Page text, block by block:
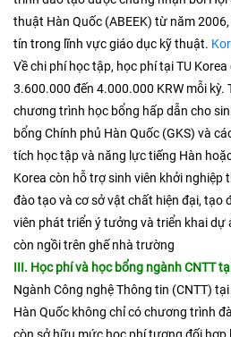
thuật Hàn Quốc (ABEEK) từ năm
tín trong lĩnh vực giáo dục kỹ thuật. ​
Về chi phí học tập, học phí tại TU
3.600.000 đến 4.000.000 KRW mỗi kỳ.
chương trình học bổng hấp dẫn cho
bổng Chính phủ Hàn Quốc (GKS) và
tích học tập và năng lực tiếng Hàn
Korea còn hỗ trợ sinh viên khởi
đào tạo và cơ sở vật chất hiện đại, tạo
viên phát triển ý tưởng và triển khai dự
còn ngồi trên ghế nhà trường
III. Học phí và học bổng ngành CNTT
Ngành Công nghệ Thông tin (CNTT)
Hàn Quốc không chỉ có chương trình
còn sở hữu mức học phí tương đối hợp